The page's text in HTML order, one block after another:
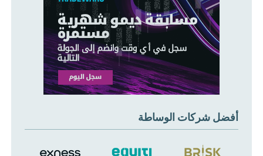
أفضل شركات الوساطة